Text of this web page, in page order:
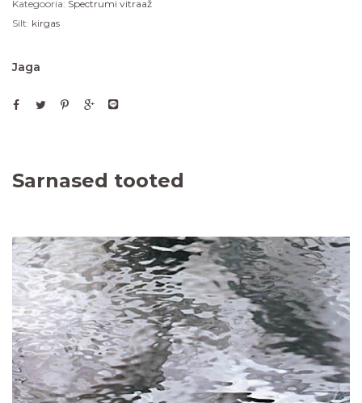
Kategooria: Spectrumi vitraaž
Silt: kirgas
Jaga
Sarnased tooted